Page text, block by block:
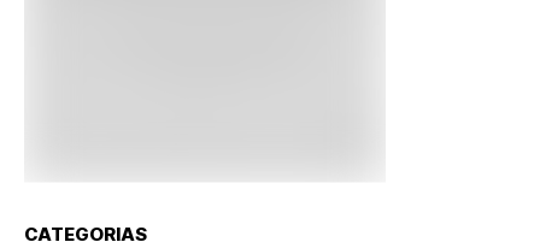
CATEGORIAS